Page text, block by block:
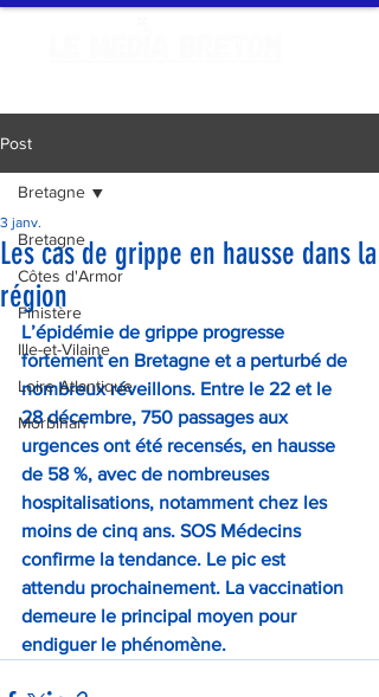
Post
Bretagne
Côtes d'Armor
Finistère
Ille-et-Vilaine
Loire Atlantique
Morbihan
Bretagne
Les cas de grippe en hausse dans la
région
3 janv.
L’épidémie de grippe progresse
fortement en Bretagne et a perturbé de
nombreux réveillons. Entre le 22 et le
28 décembre, 750 passages aux
urgences ont été recensés, en hausse
de 58 %, avec de nombreuses
hospitalisations, notamment chez les
moins de cinq ans. SOS Médecins
confirme la tendance. Le pic est
attendu prochainement. La vaccination
demeure le principal moyen pour
endiguer le phénomène.